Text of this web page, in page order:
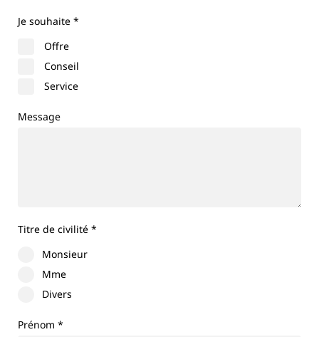
Je souhaite *
Offre
Conseil
Service
Message
Titre de civilité *
Monsieur
Mme
Divers
Prénom *